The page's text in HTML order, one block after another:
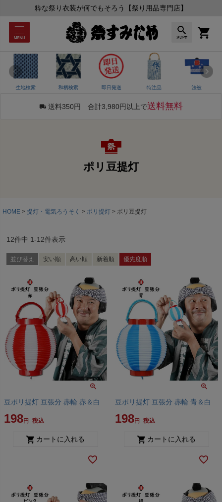
粋な祭り衣装が何でもそろう【祭り用品専門店】
生地検索 和柄検索 即日発送 特注品 法被
送料350円 合計3,980円以上で送料無料
ポリ豆提灯
HOME 提灯・電気ろうそく ポリ提灯 ポリ豆提灯
並び替え 安い順 高い順 新着順 優先度順
12件中 1-12件表示
豆ポリ提灯 豆張分 赤輪 赤＆白
198 税込
カートに入れる
豆ポリ提灯 豆張分 赤輪 青＆白
198 税込
カートに入れる